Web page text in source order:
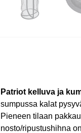
Patriot kelluva ja
sumpussa kalat
Pieneen tilaan
nosto/ripustushihna